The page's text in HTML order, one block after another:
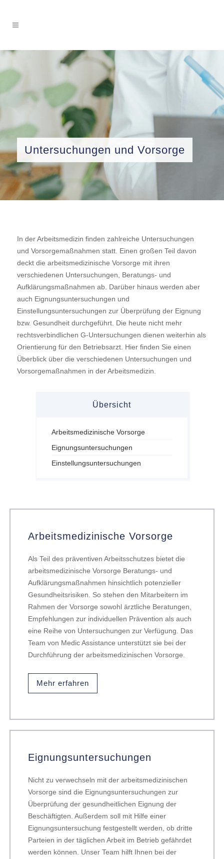
Untersuchungen und Vorsorge
In der Arbeitsmedizin finden zahlreiche Untersuchungen
und Vorsorgemaßnahmen statt. Einen großen Teil davon
deckt die arbeitsmedizinische Vorsorge mit ihren
verschiedenen Untersuchungen, Beratungs- und
Aufklärungsmaßnahmen ab. Darüber hinaus werden aber
auch Eignungsuntersuchungen und
Einstellungsuntersuchungen zur Überprüfung der Eignung
bzw. Gesundheit durchgeführt. Die heute nicht mehr
rechtsverbindlichen G-Untersuchungen dienen weiterhin als
Orientierung für den Betriebsarzt. Hier finden Sie einen
Überblick über die verschiedenen Untersuchungen und
Vorsorgemaßnahmen in der Arbeitsmedizin.
Übersicht
Arbeitsmedizinische Vorsorge
Eignungsuntersuchungen
Einstellungsuntersuchungen
Arbeitsmedizinische Vorsorge
Als Teil des präventiven Arbeitsschutzes bietet die
arbeitsmedizinische Vorsorge Beratungs- und
Aufklärungsmaßnahmen hinsichtlich potenzieller
Gesundheitsrisiken. So stehen den Mitarbeitern im
Rahmen der Vorsorge sowohl ärztliche Beratungen,
Empfehlungen zur individuellen Prävention als auch
eine Reihe von Untersuchungen zur Verfügung. Das
Team von Medic Assistance unterstützt sie bei der
Durchführung der arbeitsmedizinischen Vorsorge.
Mehr erfahren
Eignungsuntersuchungen
Nicht zu verwechseln mit der arbeitsmedizinischen
Vorsorge sind die Eignungsuntersuchungen zur
Überprüfung der gesundheitlichen Eignung der
Beschäftigten. Außerdem soll mit Hilfe einer
Eignungsuntersuchung festgestellt werden, ob dritte
Parteien in der täglichen Arbeit im Betrieb gefährdet
werden können. Unser Team hilft Ihnen bei der